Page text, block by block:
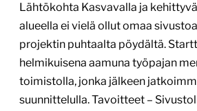
Lähtökohta Kasvavalla ja
alueella ei vielä ollut omaa
projektin puhtaalta pöydältä.
helmikuisena aamuna työpajan
toimistolla, jonka jälkeen
suunnittelulla. Tavoitteet –